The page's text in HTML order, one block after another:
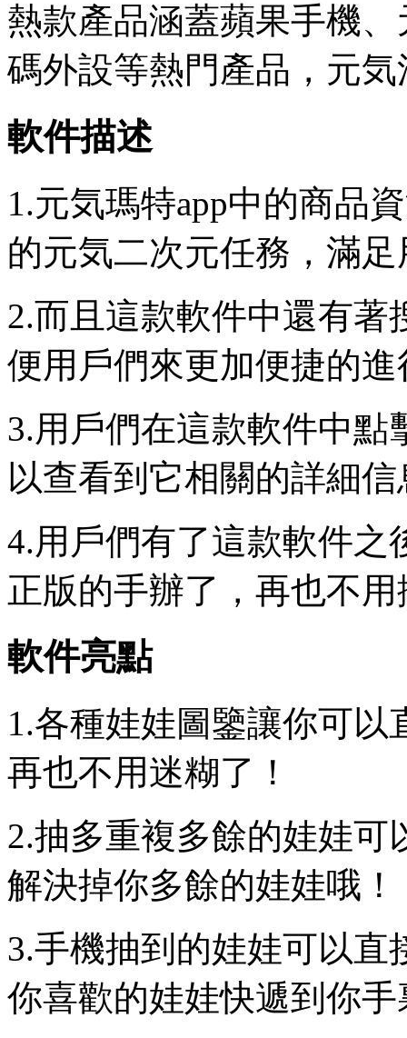
熱款產品涵蓋蘋果手機、
碼外設等熱門產品，元
軟件描述
1.元気瑪特app中的商品
的元気二次元任務，滿
2.而且這款軟件中還有
便用戶們來更加便捷的
3.用戶們在這款軟件中
以查看到它相關的詳細
4.用戶們有了這款軟件之
正版的手辦了，再也不
軟件亮點
1.各種娃娃圖鑒讓你可
再也不用迷糊了！
2.抽多重複多餘的娃娃
解決掉你多餘的娃娃哦！
3.手機抽到的娃娃可以
你喜歡的娃娃快遞到你手